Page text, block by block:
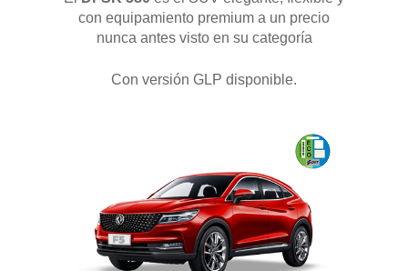
con equipamiento premium a un precio
nunca antes visto en su categoría
Con versión GLP disponible.
DFSK E5
DFSK 600
RENTING
POSTVENTA
Garantías
Mantenimiento
Manuales y catálogos
BLOG
CONTACTO